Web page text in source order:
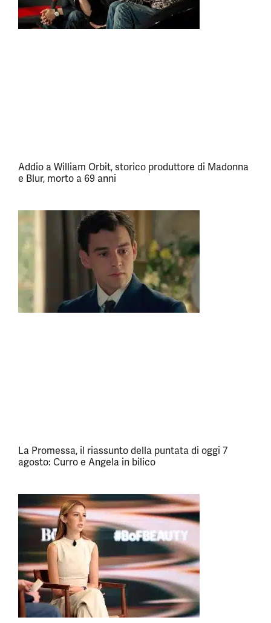
Addio a William Orbit, storico produttore di Madonna
e Blur, morto a 69 anni
La Promessa, il riassunto della puntata di oggi 7
agosto: Curro e Angela in bilico